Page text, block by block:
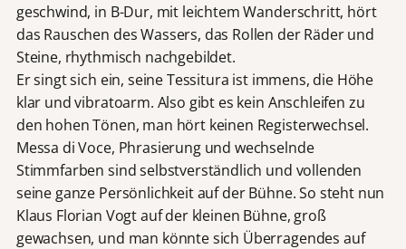
geschwind, in B-Dur, mit leichtem Wanderschritt, hört
das Rauschen des Wassers, das Rollen der Räder und
Steine, rhythmisch nachgebildet.
Er singt sich ein, seine Tessitura ist immens, die Höhe
klar und vibratoarm. Also gibt es kein Anschleifen zu
den hohen Tönen, man hört keinen Registerwechsel.
Messa di Voce, Phrasierung und wechselnde
Stimmfarben sind selbstverständlich und vollenden
seine ganze Persönlichkeit auf der Bühne. So steht nun
Klaus Florian Vogt auf der kleinen Bühne, groß
gewachsen, und man könnte sich Überragendes auf